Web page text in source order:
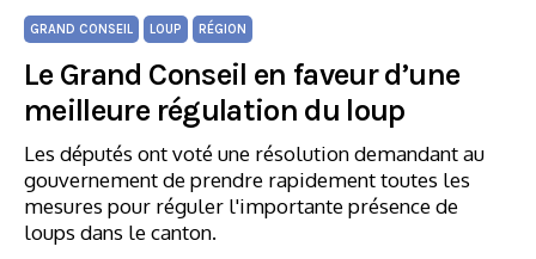
GRAND CONSEIL LOUP RÉGION
Le Grand Conseil en faveur d’une
meilleure régulation du loup
Les députés ont voté une résolution demandant au
gouvernement de prendre rapidement toutes les
mesures pour réguler l'importante présence de
loups dans le canton.